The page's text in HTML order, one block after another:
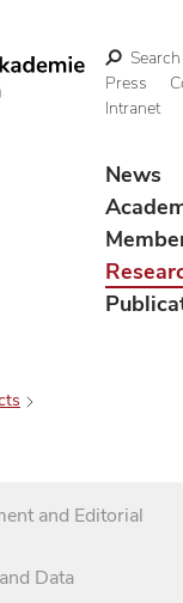
Search
Press
Intranet
News
and Editorial
Data